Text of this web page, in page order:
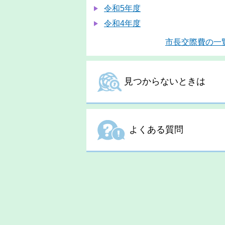
令和5年度
令和4年度
市長交際費の一
見つからないときは
よくある質問